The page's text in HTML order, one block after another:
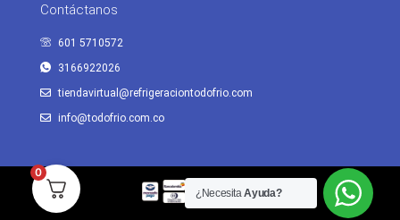
Contáctanos
601 5710572
3166922026
tiendavirtual@refrigeraciontodofrio.com
info@todofrio.com.co
¿NecesitaAyuda?
0